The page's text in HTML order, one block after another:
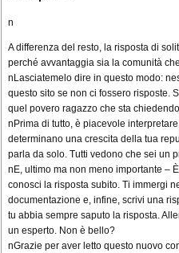
n
A differenza del resto, la risposta di
perché avvantaggia sia la comunità
n Lasciatemelo dire in questo modo:
questo sito se non ci fossero risposte.
quel povero ragazzo che sta
n Prima di tutto, è piacevole
determinano una crescita della tua
parla da solo. Tutti vedono che sei un
n E, ultimo ma non meno importante –
conosci la risposta subito. Ti immergi
documentazione e, infine, scrivi una
tu abbia sempre saputo la risposta.
un esperto. Non è bello?
nGrazie per aver letto questo nuovo